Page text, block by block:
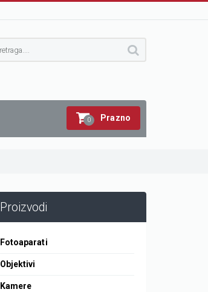
0 Prazno
Proizvodi
Fotoaparati
Objektivi
Kamere